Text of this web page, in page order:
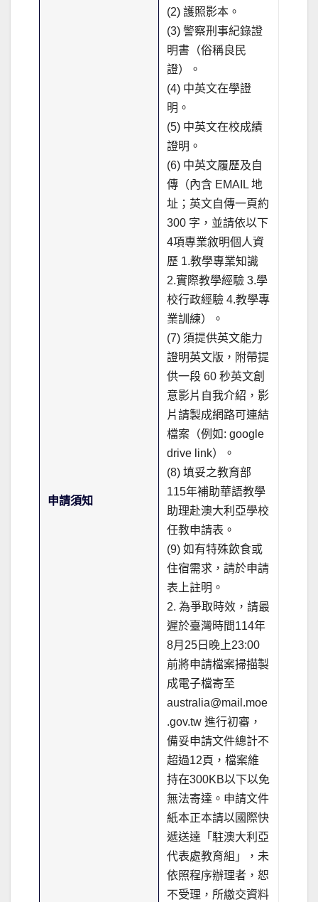
申請須知
(2) 護照影本。
(3) 警察刑事紀錄證
明書（俗稱良民
證）。
(4) 中英文在學證
明。
(5) 中英文在校成績
證明。
(6) 中英文履歷及自
傳（內含 EMAIL 地
址；英文自傳一頁約
300 字，並請依以下
4項專業敘明個人資
歷 1.教學專業知識
2.實際教學經驗 3.學
校行政經驗 4.教學專
業訓練）。
(7) 須提供英文能力
證明英文版，附帶提
供一段 60 秒英文創
意影片自我介紹，影
片請製成網路可連結
檔案（例如: google
drive link）。
(8) 填妥之教育部
115年補助華語教學
助理赴澳大利亞學校
任教申請表。
(9) 如有特殊飲食或
住宿需求，請於申請
表上註明。
2. 為爭取時效，請最
遲於臺灣時間114年
8月25日晚上23:00
前將申請檔案掃描製
成電子檔寄至
australia@mail.moe
.gov.tw 進行初審，
備妥申請文件總計不
超過12頁，檔案維
持在300KB以下以免
無法寄達。申請文件
紙本正本請以國際快
遞送達「駐澳大利亞
代表處教育組」，未
依照程序辦理者，恕
不受理，所繳交資料